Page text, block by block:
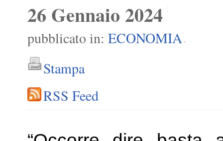
26 Gennaio 2024
pubblicato in: ECONOMIA -
Stampa
RSS Feed